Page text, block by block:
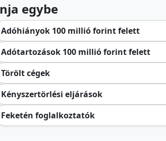
egybe
Adóhiányok 100 millió forint felett
Adótartozások 100 millió forint felett
Törölt cégek
Kényszertörlési eljárások
Feketén foglalkoztatók